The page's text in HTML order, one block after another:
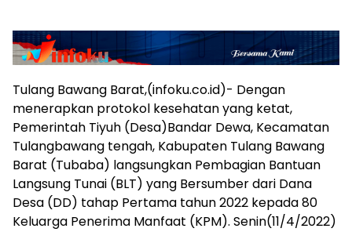
Tulang Bawang Barat,(infoku.co.id)- Dengan
menerapkan protokol kesehatan yang ketat,
Pemerintah Tiyuh (Desa)Bandar Dewa, Kecamatan
Tulangbawang tengah, Kabupaten Tulang Bawang
Barat (Tubaba) langsungkan Pembagian Bantuan
Langsung Tunai (BLT) yang Bersumber dari Dana
Desa (DD) tahap Pertama tahun 2022 kepada 80
Keluarga Penerima Manfaat (KPM). Senin(11/4/2022)